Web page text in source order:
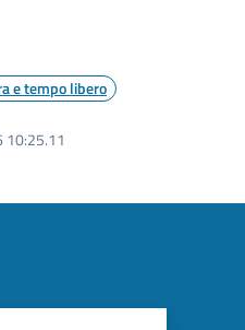
e tempo libero